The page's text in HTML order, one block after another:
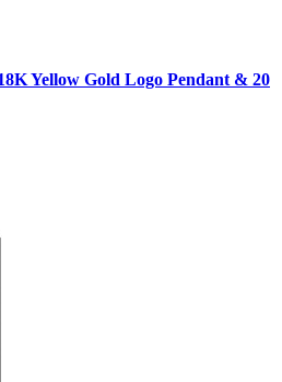
Yellow Gold Logo Pendant & 20